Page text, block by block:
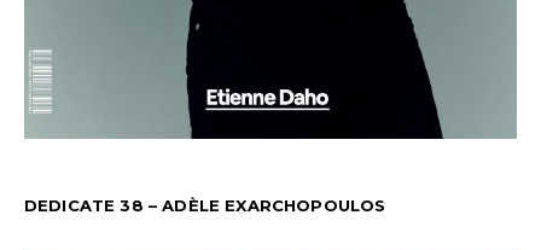
DEDICATE 38 – ADÈLE EXARCHOPOULOS